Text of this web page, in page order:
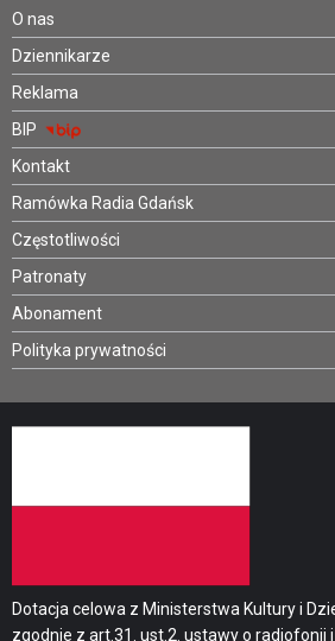
O nas
Dziennikarze
Reklama
BIP
Kontakt
Ramówka Radia Gdańsk
Częstotliwości
Patronaty
Abonament
Polityka prywatności
Dotacja celowa z Ministerstwa Kultury i
zgodnie z art.31. ust.2. ustawy o radiofonii